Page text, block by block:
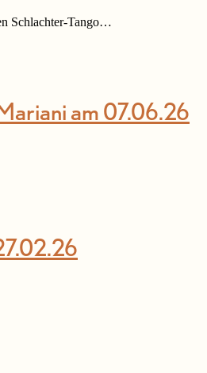
Schlachter-Tango…
am 07.06.26